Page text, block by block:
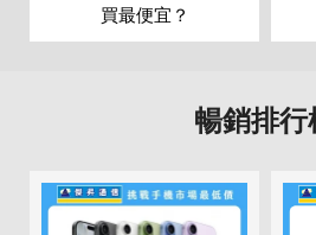
第四主相機鏡頭種類
第一前相機畫素
買最便宜？
暢銷排行